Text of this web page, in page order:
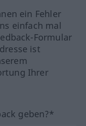
ein Fehler
einfach mal
Formular
ist
Ihrer
geben?*